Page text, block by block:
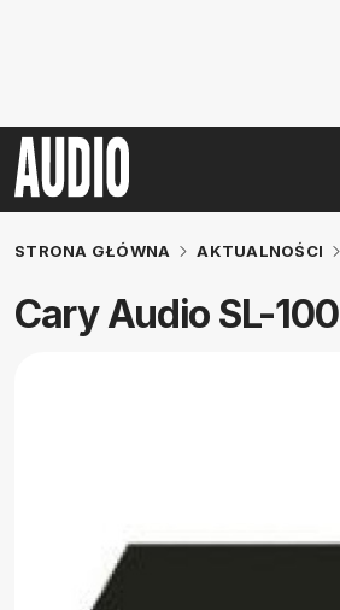
STRONA GŁÓWNA AKTUALNOŚCI
Cary Audio SL-100